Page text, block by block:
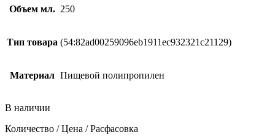
Объем мл. 250
Тип товара (54:82ad00259096eb1911ec932321c21129)
Материал Пищевой полипропилен
В наличии
Количество / Цена / Расфасовка